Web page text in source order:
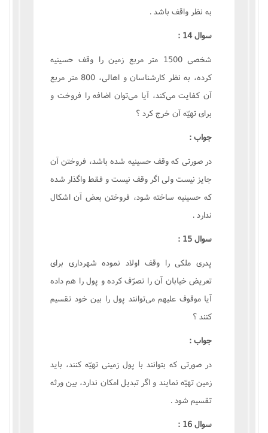
به نظر واقف باشد .
سوال 14 :
شخصى 1500 متر مربع زمين را وقف حسينيه
کرده، به نظر کارشناسان و اهالى، 800 متر مربع
آن کفايت مى‌کند، آيا مى‌توان اضافه را فروخت و
براى تهيّه آن خرج کرد ؟
جواب :
در صورتى که وقف حسينيه شده باشد، فروختن آن
جايز نيست ولى اگر وقف نيست و فقط واگذار شده
که حسينيه ساخته شود، فروختن بعض آن اشکال
ندارد .
سوال 15 :
پدرى ملکى را وقف اولاد نموده شهردارى براى
تعريض خيابان آن را تصرّف کرده و پول را هم داده
آيا موقوف عليهم مى‌توانند پول را بين خود تقسيم
کنند ؟
جواب :
در صورتى که بتوانند با پول زمينى تهيّه کنند، بايد
زمين تهيّه نمايند و اگر تبديل امکان ندارد، بين ورثه
تقسيم شود .
سوال 16 :